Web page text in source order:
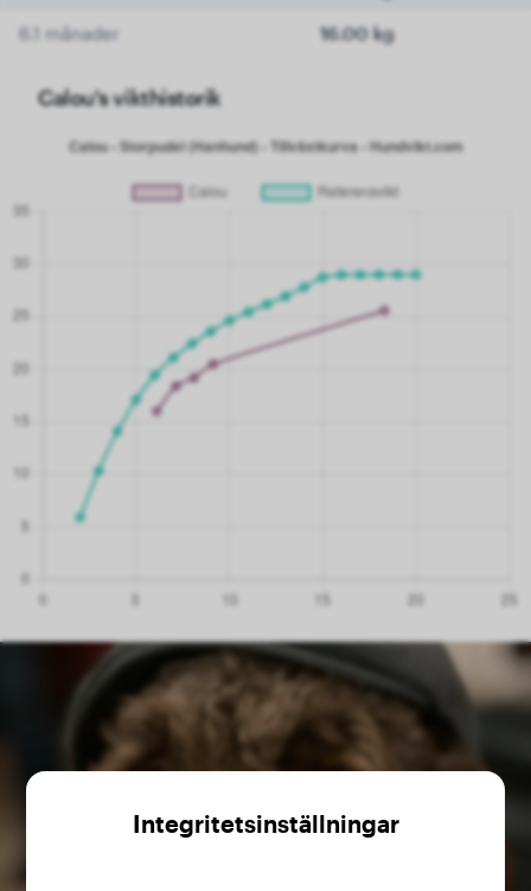
6.1 månader 16.00 kg
Calou's vikthistorik
Integritetsinställningar